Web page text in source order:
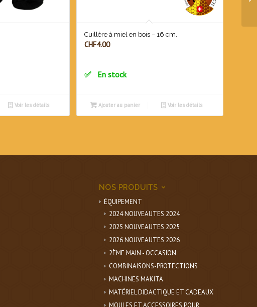
Voir les détails
Cuillère à miel en bois – 16 cm.
CHF4.00
En stock
Ajouter au panier Voir les détails
NOS PRODUITS
ÉQUIPEMENT
2024 NOUVEAUTES 2024
2025 NOUVEAUTES 2025
2026 NOUVEAUTES 2026
2ÈME MAIN - OCCASION
COMBINAISONS-PROTECTIONS
MACHINES MAKITA
MATÉRIEL DIDACTIQUE ET CADEAUX